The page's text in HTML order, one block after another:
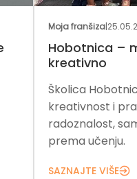
Moja franšiza|
Hobotnica –
kreativno
Školica
kreativnost i
radoznalost,
prema učenju.
SAZNAJTE VIŠE